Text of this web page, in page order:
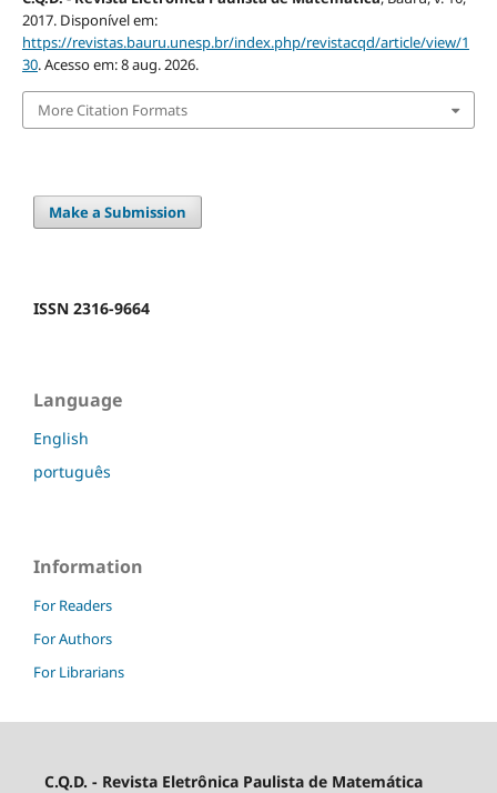
2017. Disponível em:
https://revistas.bauru.unesp.br/index.php/revistacqd/article/view/1
30. Acesso em: 8 aug. 2026.
More Citation Formats
Make a Submission
ISSN 2316-9664
Language
English
português
Information
For Readers
For Authors
For Librarians
C.Q.D. - Revista Eletrônica Paulista de Matemática